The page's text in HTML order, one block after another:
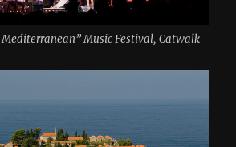
Mediterranean” Music Festival, Catwalk